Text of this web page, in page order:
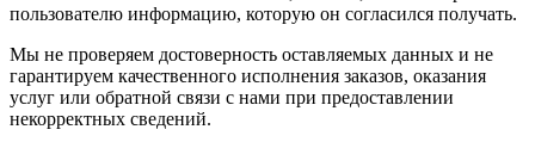
пользователю информацию, которую он согласился получать.
Мы не проверяем достоверность оставляемых данных и не
гарантируем качественного исполнения заказов, оказания
услуг или обратной связи с нами при предоставлении
некорректных сведений.